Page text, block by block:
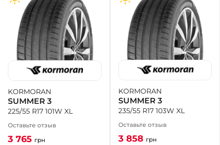
KORMORAN
SUMMER 3
225/55 R17 101W XL
Оставьте отзыв
3 765 грн
KORMORAN
SUMMER 3
235/55 R17 103W XL
Оставьте отзыв
3 858 грн